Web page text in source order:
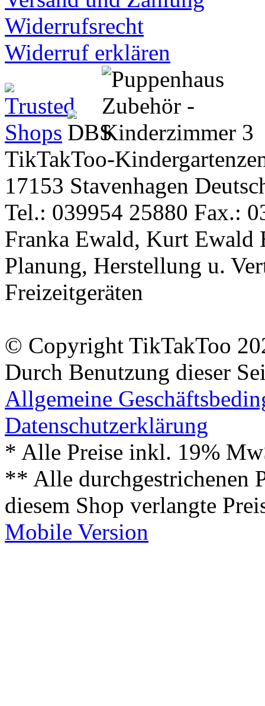
Widerrufsrecht
Widerruf erklären
TikTakToo-
17153 Stavenhagen
Tel.: 039954 25880 Fax.:
Franka Ewald, Kurt Ewald
Planung, Herstellung u.
Freizeitgeräten
© Copyright TikTakToo
Durch Benutzung dieser
Allgemeine
Datenschutzerklärung
* Alle Preise inkl. 19%
** Alle durchgestrichenen
diesem Shop verlangte
Mobile Version